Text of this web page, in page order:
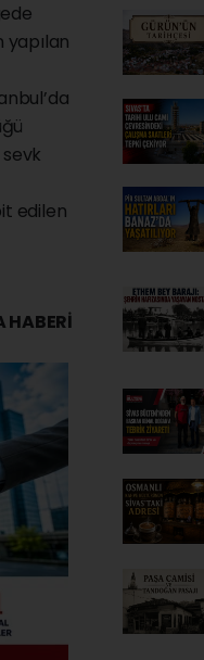
yapılan
edilen
HABERİ